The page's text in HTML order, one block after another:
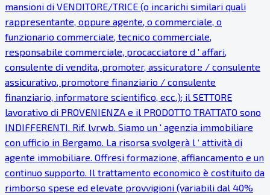
mansioni di VENDITORE/TRICE (o incarichi similari quali
rappresentante, oppure agente, o commerciale, o
funzionario commerciale, tecnico commerciale,
responsabile commerciale, procacciatore d ' affari,
consulente di vendita, promoter, assicuratore / consulente
assicurativo, promotore finanziario / consulente
finanziario, informatore scientifico, ecc.); il SETTORE
lavorativo di PROVENIENZA e il PRODOTTO TRATTATO sono
INDIFFERENTI. Rif. lvrwb. Siamo un ' agenzia immobiliare
con ufficio in Bergamo. La risorsa svolgerà l ‘ attività di
agente immobiliare. Offresi formazione, affiancamento e un
continuo supporto. Il trattamento economico è costituito da
rimborso spese ed elevate provvigioni (variabili dal 40%